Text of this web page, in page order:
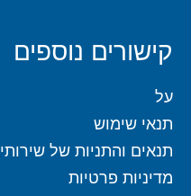
קישורים נוספים
על
תנאי שימוש
תנאים והתניות של שירותי Visa
מדיניות פרטיות